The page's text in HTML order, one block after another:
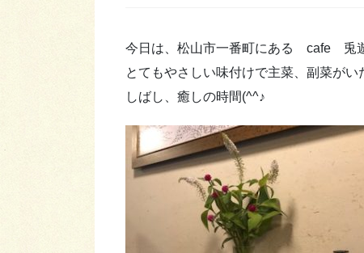
今日は、松山市一番町にある cafe 兎
とてもやさしい味付けで主菜、副菜がい
しばし、癒しの時間(^^♪